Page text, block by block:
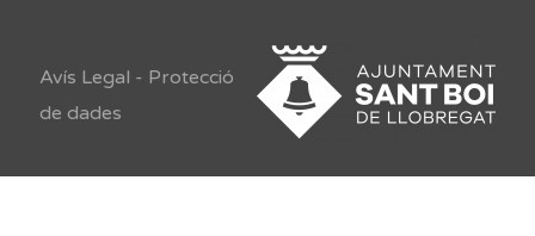
Avís Legal - Protecció
de dades